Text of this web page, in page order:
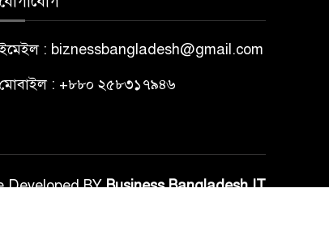
: biznessbangladesh@gmail.com
মোবাইল : +৮৮০ ২৫৮৩১৭৯৪৬
Developed BYBusiness Bangladesh IT